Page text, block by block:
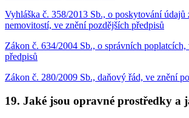
Vyhláška č. 358/2013 Sb., o poskytování údajů
nemovitostí, ve znění pozdějších předpisů
Zákon č. 634/2004 Sb., o správních poplatcích,
předpisů
Zákon č. 280/2009 Sb., daňový řád, ve znění
19. Jaké jsou opravné prostředky a